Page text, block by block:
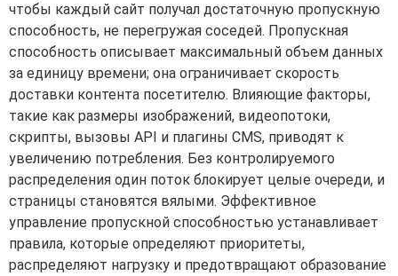
чтобы каждый сайт получал достаточную пропускную
способность, не перегружая соседей. Пропускная
способность описывает максимальный объем данных
за единицу времени; она ограничивает скорость
доставки контента посетителю. Влияющие факторы,
такие как размеры изображений, видеопотоки,
скрипты, вызовы API и плагины CMS, приводят к
увеличению потребления. Без контролируемого
распределения один поток блокирует целые очереди, и
страницы становятся вялыми. Эффективное
управление пропускной способностью устанавливает
правила, которые определяют приоритеты,
распределяют нагрузку и предотвращают образование